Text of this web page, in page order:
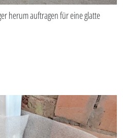
herum auftragen für eine glatte